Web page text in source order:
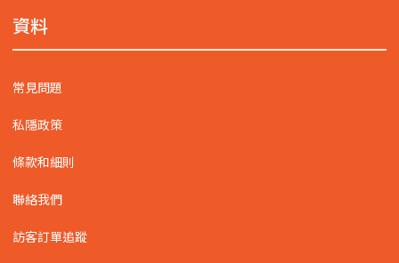
資料
常見問題
私隱政策
條款和細則
聯絡我們
訪客訂單追蹤